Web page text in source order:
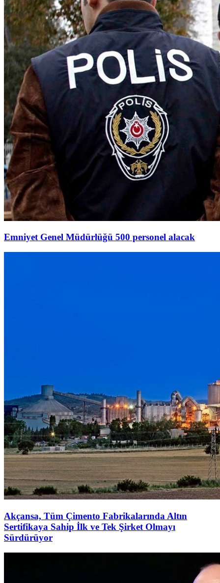
Emniyet Genel Müdürlüğü 500 personel alacak
Akçansa, Tüm Çimento Fabrikalarında Altın
Sertifikaya Sahip İlk ve Tek Şirket Olmayı
Sürdürüyor